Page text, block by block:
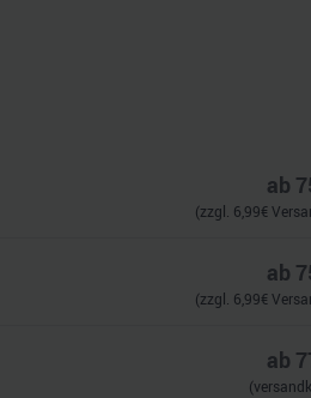
ab
(zzgl. 6,99€
ab
(zzgl. 6,99€
ab